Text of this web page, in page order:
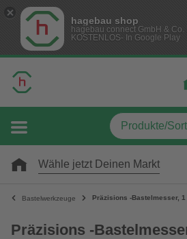
hagebau shop
hagebau connect GmbH & Co.
KOSTENLOS- In Google Play
Wähle jetzt Deinen Markt
Bastelwerkzeuge Präzisions -Bastelmesser,
Präzisions -